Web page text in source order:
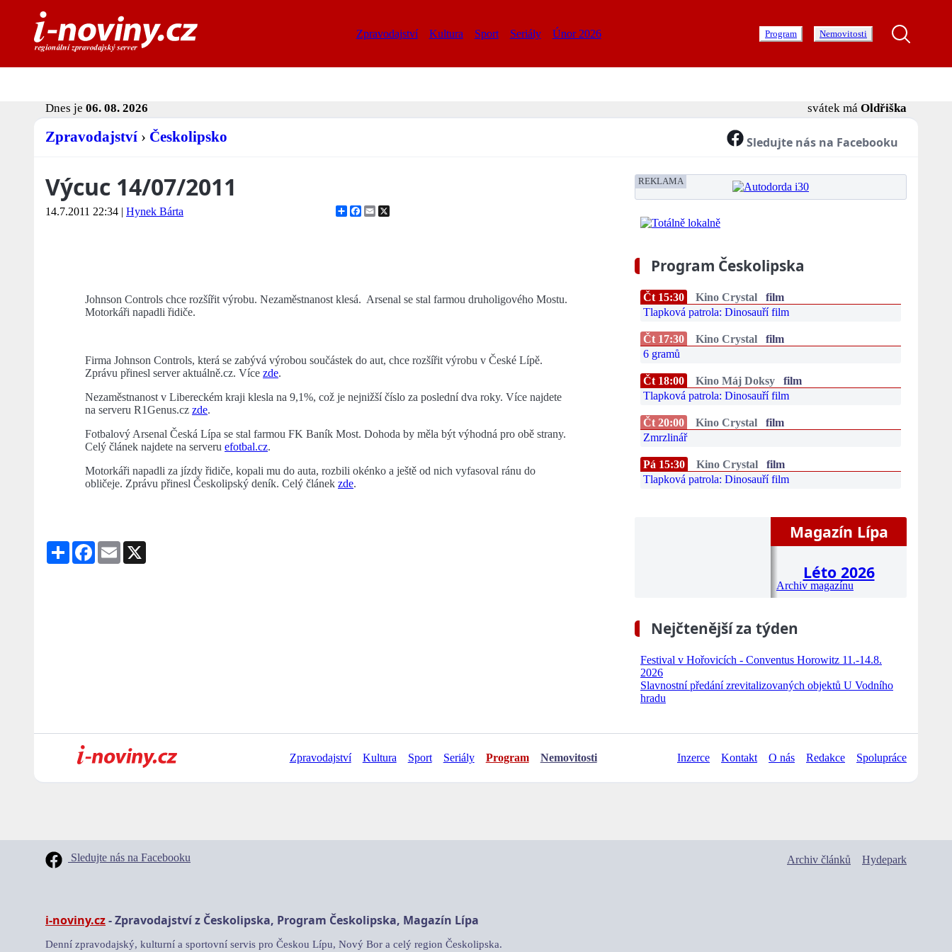
Zpravodajství Kultura Sport Seriály Únor 2026 Program Nemovitosti
Dnes je 06. 08. 2026 svátek má Oldřiška
Zpravodajství › Českolipsko Sledujte nás na Facebooku
Výcuc 14/07/2011
14.7.2011 22:34 | Hynek Bárta ShareFacebook
Email
Johnson Controls chce rozšířit výrobu. Nezaměstnanost klesá. Arsenal se stal farmou druholigového Mostu.
Motorkáři napadli řidiče.
Firma Johnson Controls, která se zabývá výrobou součástek do aut, chce rozšířit výrobu v České Lípě.
Zprávu přinesl server aktuálně.cz. Více zde.
Nezaměstnanost v Libereckém kraji klesla na 9,1%, což je nejnižší číslo za poslední dva roky. Více najdete
na serveru R1Genus.cz zde.
Fotbalový Arsenal Česká Lípa se stal farmou FK Baník Most. Dohoda by měla být výhodná pro obě strany.
Celý článek najdete na serveru efotbal.cz.
Motorkáři napadli za jízdy řidiče, kopali mu do auta, rozbili okénko a ještě od nich vyfasoval ránu do
obličeje. Zprávu přinesl Českolipský deník. Celý článek zde.
Share Facebook
Email
REKLAMA
Program Českolipska
Čt 15:30 Kino Crystal
film
Tlapková patrola: Dinosauří film
Čt 17:30 Kino Crystal
film
6 gramů
Čt 18:00 Kino Máj Doksy
film
Tlapková patrola: Dinosauří film
Čt 20:00 Kino Crystal
film
Zmrzlinář
Pá 15:30 Kino Crystal
film
Tlapková patrola: Dinosauří film
Magazín Lípa
Léto 2026
Archiv magazínu
Nejčtenější za týden
Festival v Hořovicích - Conventus Horowitz 11.-14.8.
2026
Slavnostní předání zrevitalizovaných objektů U Vodního
hradu
Zpravodajství Kultura Sport Seriály Program Nemovitosti Inzerce Kontakt O nás Redakce Spolupráce
Sledujte nás na Facebooku Archiv článků Hydepark
i-noviny.cz- Zpravodajství z Českolipska, Program Českolipska, Magazín Lípa
Denní zpravodajský, kulturní a sportovní servis pro Českou Lípu, Nový Bor a celý region Českolipska.